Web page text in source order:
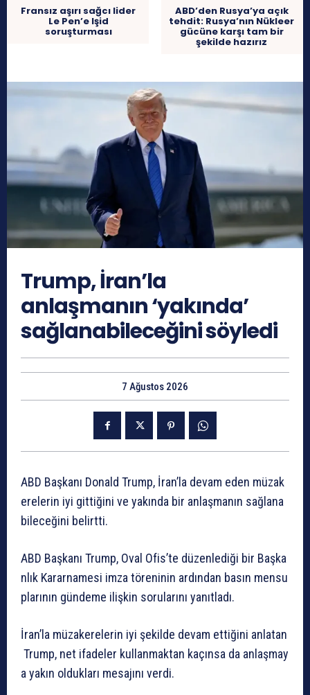
Fransız aşırı sağcı lider
Le Pen’e Işid
soruşturması
ABD’den Rusya’ya açık
tehdit: Rusya’nın Nükleer
gücüne karşı tam bir
şekilde hazırız